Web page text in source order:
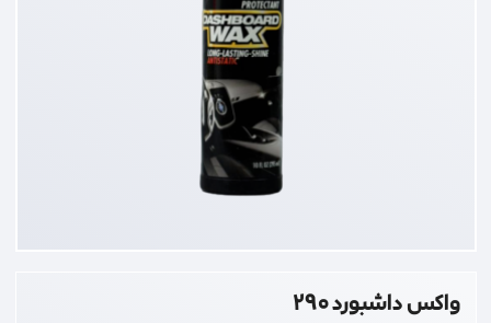
واکس داشبورد 290